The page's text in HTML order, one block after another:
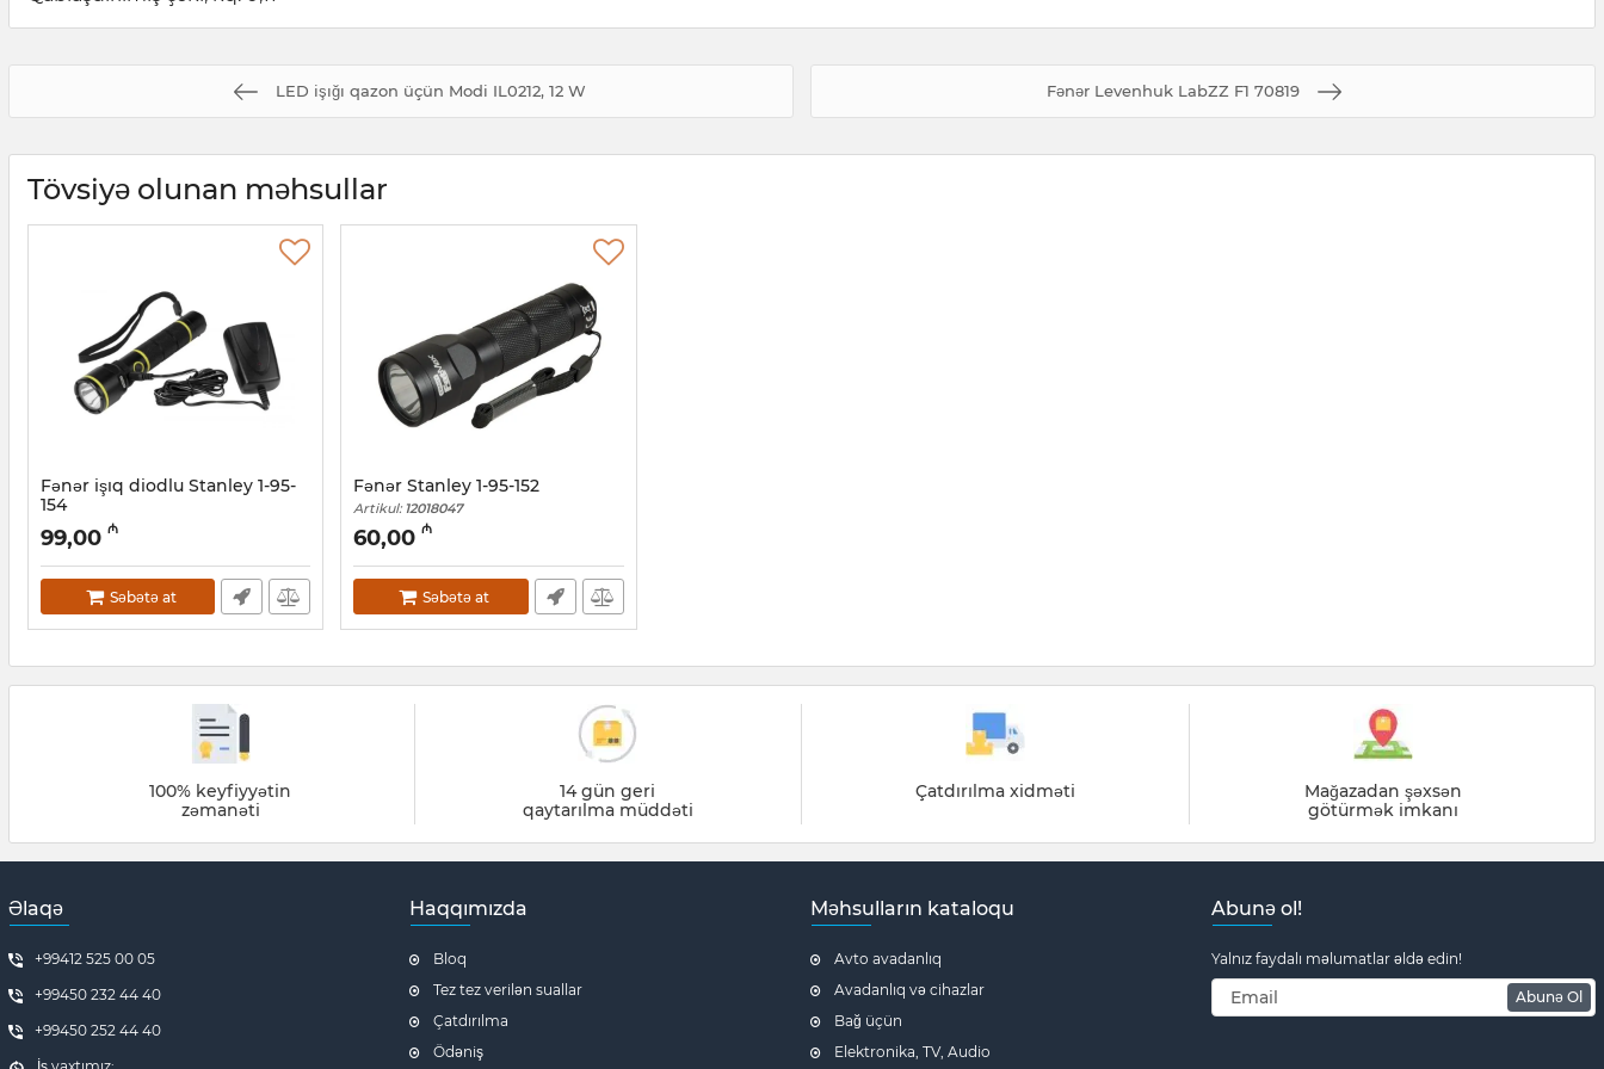
LED işığı qazon üçün Modi IL0212, 12 W Fənər Levenhuk LabZZ F1 70819
Tövsiyə olunan məhsullar
Fənər işıq diodlu Stanley 1-95-
154
Artikul: 12018048
99,00 ₼
Səbətə at
Fənər Stanley 1-95-152
Artikul: 12018047
60,00 ₼
Səbətə at
100% keyfiyyətin
zəmanəti
14 gün geri
qaytarılma müddəti
Çatdırılma xidməti
Mağazadan şəxsən
götürmək imkanı
Əlaqə
+99412 525 00 05
+99450 232 44 40
+99450 252 44 40
Haqqımızda
Bloq
Tez tez verilən suallar
Çatdırılma
Ödəniş
Məhsulların kataloqu
Avto avadanlıq
Avadanlıq və cihazlar
Bağ üçün
Elektronika, TV, Audio
Abunə ol!
Yalnız faydalı məlumatlar əldə edin!
Abunə Ol